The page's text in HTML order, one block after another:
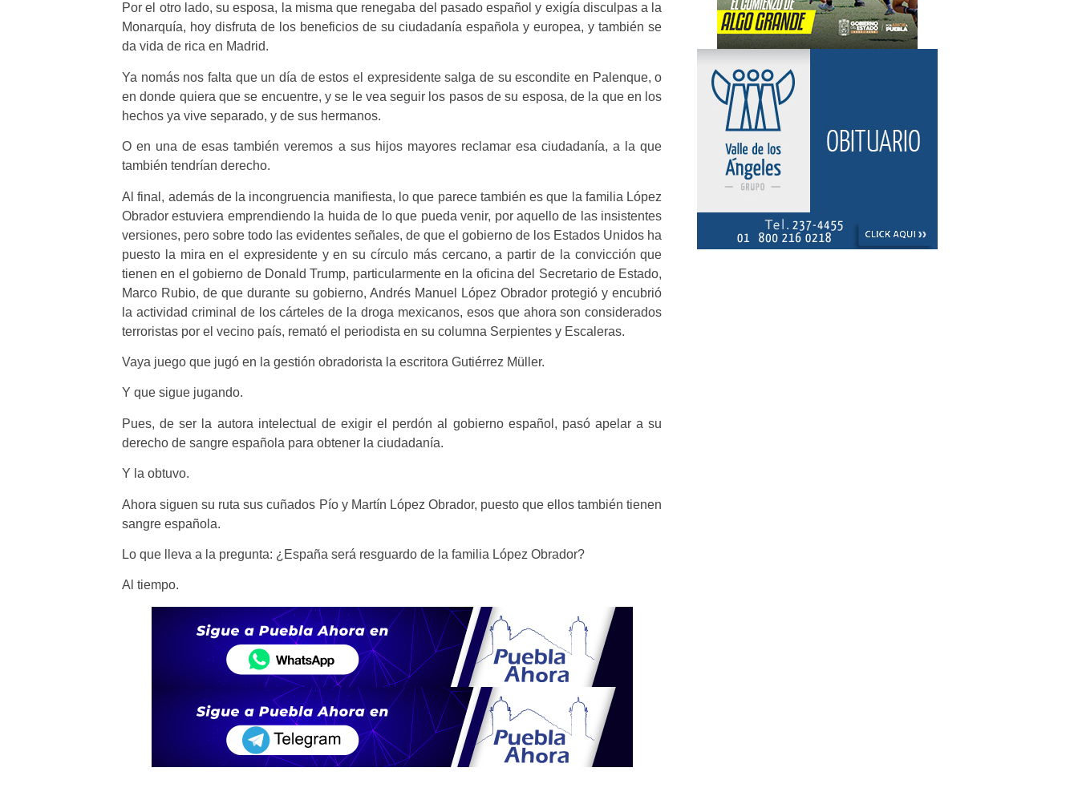
Por el otro lado, su esposa, la misma que renegaba del pasado español y exigía disculpas a la
Monarquía, hoy disfruta de los beneficios de su ciudadanía española y europea, y también se
da vida de rica en Madrid.
Ya nomás nos falta que un día de estos el expresidente salga de su escondite en Palenque, o
en donde quiera que se encuentre, y se le vea seguir los pasos de su esposa, de la que en los
hechos ya vive separado, y de sus hermanos.
O en una de esas también veremos a sus hijos mayores reclamar esa ciudadanía, a la que
también tendrían derecho.
Al final, además de la incongruencia manifiesta, lo que parece también es que la familia López
Obrador estuviera emprendiendo la huida de lo que pueda venir, por aquello de las insistentes
versiones, pero sobre todo las evidentes señales, de que el gobierno de los Estados Unidos ha
puesto la mira en el expresidente y en su círculo más cercano, a partir de la convicción que
tienen en el gobierno de Donald Trump, particularmente en la oficina del Secretario de Estado,
Marco Rubio, de que durante su gobierno, Andrés Manuel López Obrador protegió y encubrió
la actividad criminal de los cárteles de la droga mexicanos, esos que ahora son considerados
terroristas por el vecino país, remató el periodista en su columna Serpientes y Escaleras.
Vaya juego que jugó en la gestión obradorista la escritora Gutiérrez Müller.
Y que sigue jugando.
Pues, de ser la autora intelectual de exigir el perdón al gobierno español, pasó apelar a su
derecho de sangre española para obtener la ciudadanía.
Y la obtuvo.
Ahora siguen su ruta sus cuñados Pío y Martín López Obrador, puesto que ellos también tienen
sangre española.
Lo que lleva a la pregunta: ¿España será resguardo de la familia López Obrador?
Al tiempo.